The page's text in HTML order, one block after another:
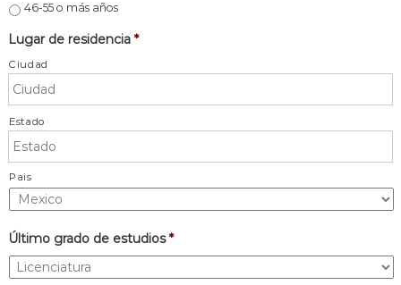
46-55 o más años
Lugar de residencia *
Ciudad
Estado
Pais
Último grado de estudios *